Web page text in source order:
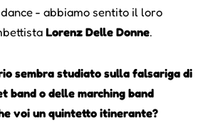
- abbiamo sentito il loro
Lorenz Delle Donne.
sembra studiato sulla falsariga di
band o delle marching band
voi un quintetto itinerante?